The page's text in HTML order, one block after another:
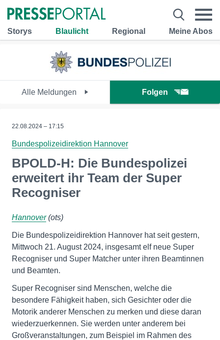
Storys Blaulicht Regional Meine Abos
Alle Meldungen Folgen
22.08.2024 – 17:15
Bundespolizeidirektion Hannover
BPOLD-H: Die Bundespolizei
erweitert ihr Team der Super
Recogniser
Hannover(ots)
Die Bundespolizeidirektion Hannover hat seit gestern,
Mittwoch 21. August 2024, insgesamt elf neue Super
Recogniser und Super Matcher unter ihren Beamtinnen
und Beamten.
Super Recogniser sind Menschen, welche die
besondere Fähigkeit haben, sich Gesichter oder die
Motorik anderer Menschen zu merken und diese daran
wiederzuerkennen. Sie werden unter anderem bei
Großveranstaltungen, zum Beispiel im Rahmen des